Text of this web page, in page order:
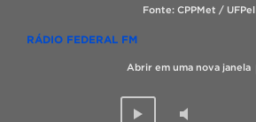
Fonte: CPPMet / UFPel
RÁDIO FEDERAL FM
Abrir em uma nova janela